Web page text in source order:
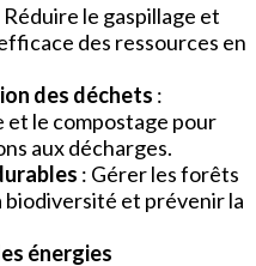
Réduire le gaspillage et
des ressources en
des déchets :
et le compostage pour
aux décharges.
: Gérer les forêts
biodiversité et prévenir la
énergies